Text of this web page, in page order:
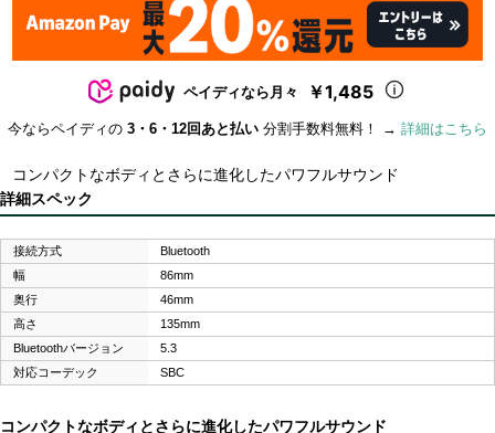
ペイディなら月々 ￥1,485
今ならペイディの 3・6・12回あと払い 分割手数料無料！ → 詳細はこちら
コンパクトなボディとさらに進化したパワフルサウンド
詳細スペック
接続方式
Bluetooth
幅
86mm
奥行
46mm
高さ
135mm
Bluetoothバージョン
5.3
対応コーデック
SBC
コンパクトなボディとさらに進化したパワフルサウンド